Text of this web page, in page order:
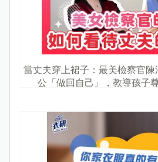
當丈夫穿上裙子：最美檢察官
公「做回自己」，教導孩子